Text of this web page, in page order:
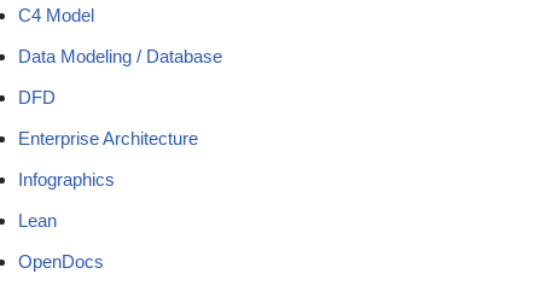
C4 Model
Data Modeling / Database
DFD
Enterprise Architecture
Infographics
Lean
OpenDocs